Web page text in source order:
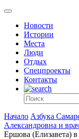
Новости
Истории
Места
Люди
Отдых
Спецпроекты
Контакты
Начало Азбука
Александровна и
Ершова (Елизавета)